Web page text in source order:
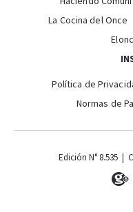
La Cocina del Once
Política de
Normas de
Edición N° 8.535 |